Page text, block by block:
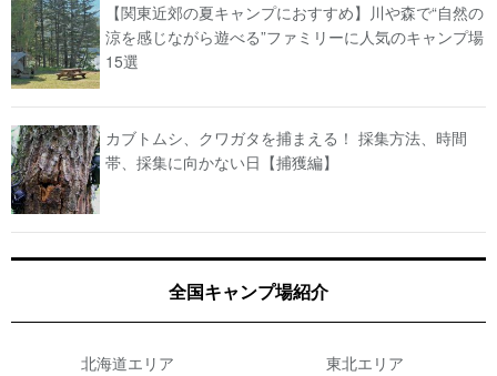
【関東近郊の夏キャンプにおすすめ】川や森で“自然の
涼を感じながら遊べる”ファミリーに人気のキャンプ場
15選
カブトムシ、クワガタを捕まえる！ 採集方法、時間
帯、採集に向かない日【捕獲編】
全国キャンプ場紹介
北海道エリア 東北エリア